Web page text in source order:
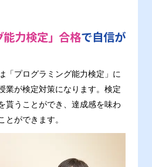
能力検定」合格で自信が
「プログラミング能力検定」に
業が検定対策になります。検定
貰うことができ、達成感を味わ
とができます。